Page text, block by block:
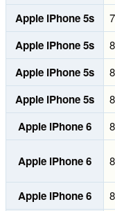
Apple iPhone 5s
Apple iPhone 5s
Apple iPhone 5s
Apple iPhone 5s
Apple iPhone 6
Apple iPhone 6
Apple iPhone 6